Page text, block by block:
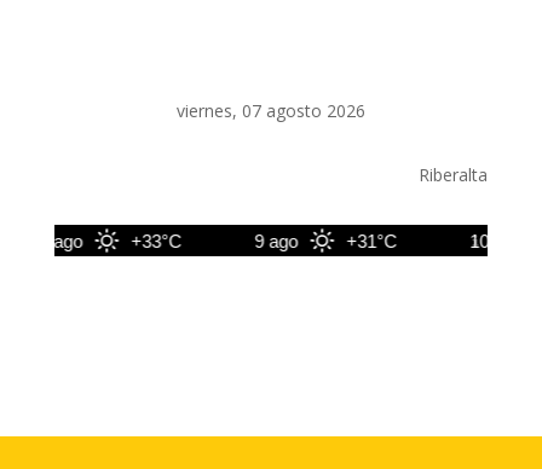
viernes, 07 agosto 2026
Riberalta
8 ago +33°C 9 ago +31°C 10 ago